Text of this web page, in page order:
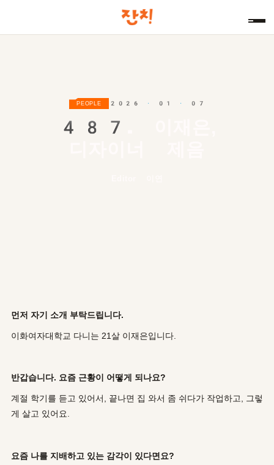
PEOPLE 2026 · 01 · 07
487.
먼저 자기 소개 부탁드립니다.
이화여자대학교 다니는 21살 이재은입니다.
반갑습니다. 요즘 근황이 어떻게 되나요?
계절 학기를 듣고 있어서, 끝나면 집 와서 좀 쉬다가 작업하고, 그렇
게 살고 있어요.
요즘 나를 지배하고 있는 감각이 있다면요?